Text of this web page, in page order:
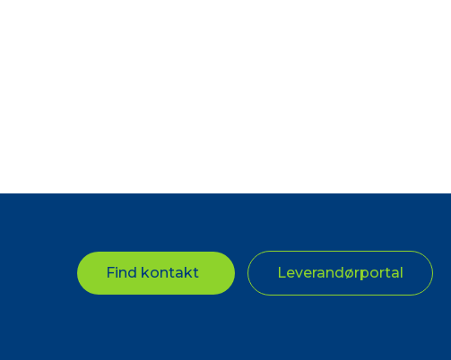
Find kontakt Leverandørportal